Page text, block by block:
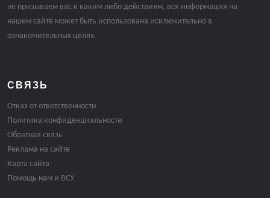
не призываем вас к каким либо действиям, вся информация на
нашем сайте может быть использована исключительно в
ознакомительных целях.
СВЯЗЬ
Отказ от ответственности
Политика конфиденциальности
Обратная связь
Реклама на сайте
Карта сайта
Помощь нам и ВСУ